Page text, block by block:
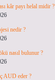
kâr payı helal midir ?
nedir ?
nasıl bulunur ?
AUD eder ?